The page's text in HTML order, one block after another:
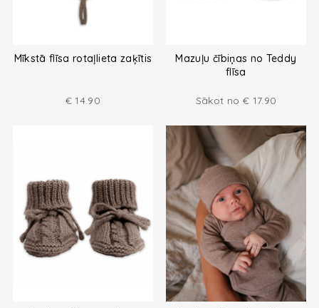
Mīkstā flīsa rotaļlieta zaķītis
€ 14.90
Mazuļu čībiņas no Teddy
flīsa
Sākot no € 17.90